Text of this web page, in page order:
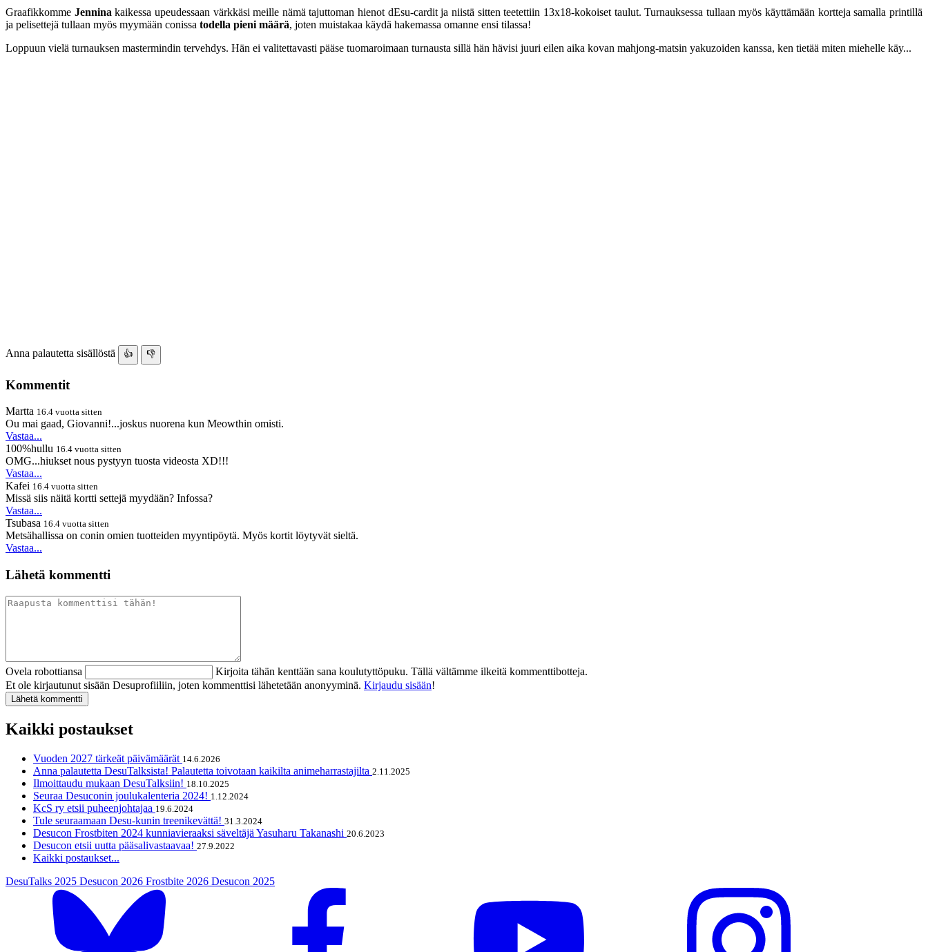
Graafikkomme Jenninakaikessa upeudessaan värkkäsi meille nämä tajuttoman hienot dEsu-cardit ja niistä sitten teetettiin 13x18-kokoiset taulut. Turnauksessa tullaan myös käyttämään kortteja samalla printillä
ja pelisettejä tullaan myös myymään conissa todella pieni määrä, joten muistakaa käydä hakemassa omanne ensi tilassa!
Loppuun vielä turnauksen mastermindin tervehdys. Hän ei valitettavasti pääse tuomaroimaan turnausta sillä hän hävisi juuri eilen aika kovan mahjong-matsin yakuzoiden kanssa, ken tietää miten miehelle käy...
Anna palautetta sisällöstä 👍 👎
Kommentit
Martta 16.4 vuotta sitten
Ou mai gaad, Giovanni!...joskus nuorena kun Meowthin omisti.
Vastaa...
100%hullu 16.4 vuotta sitten
OMG...hiukset nous pystyyn tuosta videosta XD!!!
Vastaa...
Kafei 16.4 vuotta sitten
Missä siis näitä kortti settejä myydään? Infossa?
Vastaa...
Tsubasa 16.4 vuotta sitten
Metsähallissa on conin omien tuotteiden myyntipöytä. Myös kortit löytyvät sieltä.
Vastaa...
Lähetä kommentti
Ovela robottiansa
Kirjoita tähän kenttään sana koulutyttöpuku. Tällä vältämme ilkeitä kommenttibotteja.
Et ole kirjautunut sisään Desuprofiiliin, joten kommenttisi lähetetään anonyyminä. Kirjaudu sisään!
Kaikki postaukset
Vuoden 2027 tärkeät päivämäärät 14.6.2026
Anna palautetta DesuTalksista! Palautetta toivotaan kaikilta animeharrastajilta 2.11.2025
Ilmoittaudu mukaan DesuTalksiin! 18.10.2025
Seuraa Desuconin joulukalenteria 2024! 1.12.2024
KcS ry etsii puheenjohtajaa 19.6.2024
Tule seuraamaan Desu-kunin treenikevättä! 31.3.2024
Desucon Frostbiten 2024 kunniavieraaksi säveltäjä Yasuharu Takanashi 20.6.2023
Desucon etsii uutta pääsalivastaavaa! 27.9.2022
Kaikki postaukset...
DesuTalks 2025 Desucon 2026 Frostbite 2026 Desucon 2025